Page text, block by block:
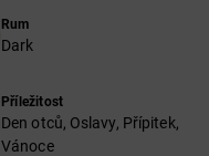
Rum
Dark
Příležitost
Den otců, Oslavy, Přípitek,
Vánoce